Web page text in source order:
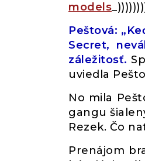
models
Peštová:
Secret,
záležitosť.
uviedla
No mila
gangu
Rezek. Čo
Prenájom